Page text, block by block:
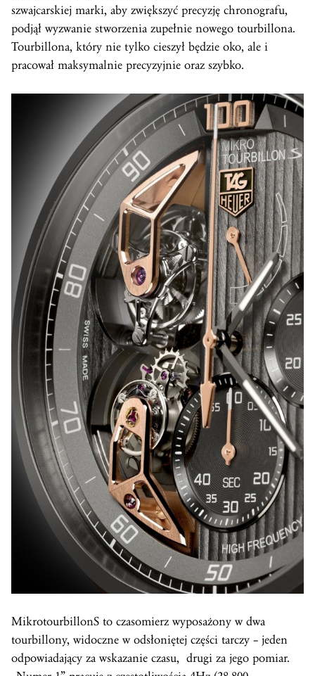
szwajcarskiej marki, aby zwiększyć precyzję chronografu,
podjął wyzwanie stworzenia zupełnie nowego tourbillona.
Tourbillona, który nie tylko cieszył będzie oko, ale i
pracował maksymalnie precyzyjnie oraz szybko.
MikrotourbillonS to czasomierz wyposażony w dwa
tourbillony, widoczne w odsłoniętej części tarczy – jeden
odpowiadający za wskazanie czasu, drugi za jego pomiar.